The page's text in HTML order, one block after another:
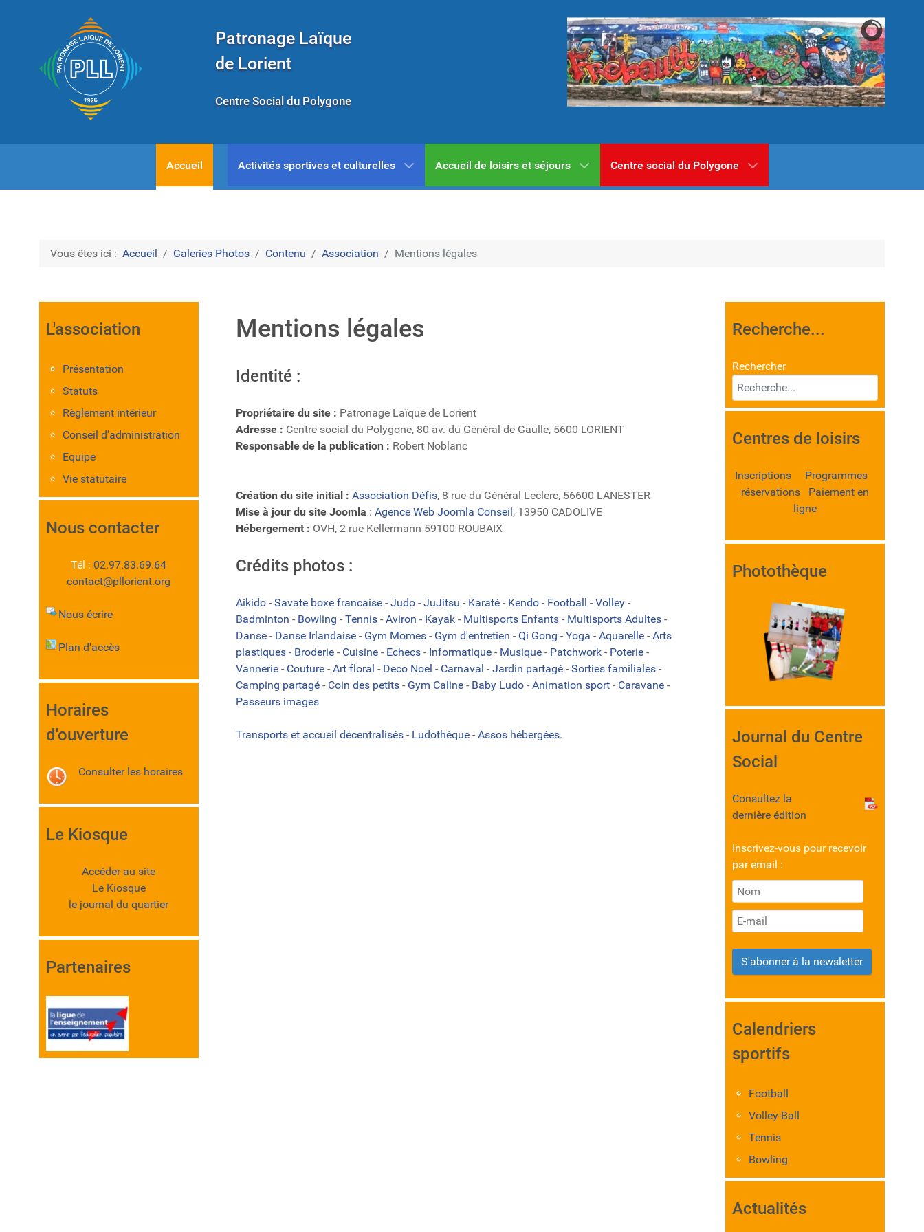
Patronage Laïque
de Lorient
Centre Social du Polygone
Accueil Activités sportives et culturelles Accueil de loisirs et séjours Centre social du Polygone
Vous êtes ici : Accueil Galeries Photos Contenu Association Mentions légales
L'association
Présentation
Statuts
Règlement intérieur
Conseil d'administration
Equipe
Vie statutaire
Nous contacter
Tél : 02.97.83.69.64
contact@pllorient.org
Nous écrire
Plan d'accès
Horaires
d'ouverture
Consulter les horaires
Le Kiosque
Accéder au site
Le Kiosque
le journal du quartier
Partenaires
Mentions légales
Identité :
Propriétaire du site : Patronage Laïque de Lorient
Adresse : Centre social du Polygone, 80 av. du Général de Gaulle, 5600 LORIENT
Responsable de la publication : Robert Noblanc
Création du site initial : Association Défis, 8 rue du Général Leclerc, 56600 LANESTER
Mise à jour du site Joomla : Agence Web Joomla Conseil , 13950 CADOLIVE
Hébergement : OVH, 2 rue Kellermann 59100 ROUBAIX
Crédits photos :
Aikido - Savate boxe francaise - Judo - JuJitsu - Karaté - Kendo - Football - Volley -
Badminton - Bowling - Tennis - Aviron - Kayak - Multisports Enfants - Multisports Adultes -
Danse - Danse Irlandaise - Gym Momes - Gym d'entretien - Qi Gong - Yoga - Aquarelle - Arts
plastiques - Broderie - Cuisine - Echecs - Informatique - Musique - Patchwork - Poterie -
Vannerie - Couture - Art floral - Deco Noel - Carnaval - Jardin partagé - Sorties familiales -
Camping partagé - Coin des petits - Gym Caline - Baby Ludo - Animation sport - Caravane -
Passeurs images
Transports et accueil décentralisés - Ludothèque - Assos hébergées.
Recherche...
Rechercher
Centres de loisirs
Inscriptions Programmes
réservations Paiement en
ligne
Photothèque
Journal du Centre
Social
Consultez la
dernière édition
Inscrivez-vous pour recevoir
par email :
S'abonner à la newsletter
Calendriers
sportifs
Football
Volley-Ball
Tennis
Bowling
Actualités